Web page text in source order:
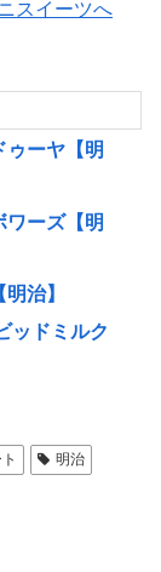
ゥーヤ【明
ワーズ【明
治】
ッドミルク
明治